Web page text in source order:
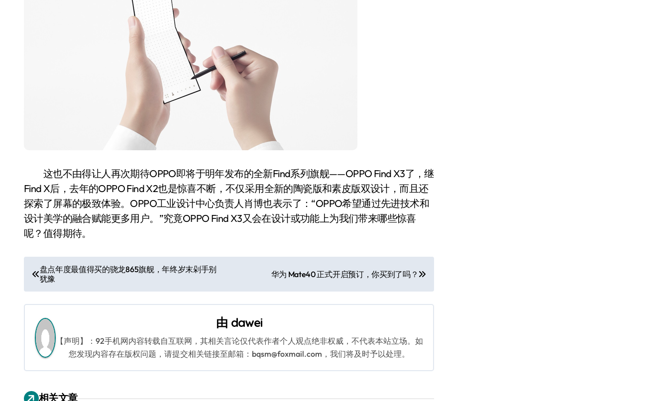
这也不由得让人再次期待OPPO即将于明年发布的全新Find系列旗舰——OPPO Find X3了，继
Find X后，去年的OPPO Find X2也是惊喜不断，不仅采用全新的陶瓷版和素皮版双设计，而且还
探索了屏幕的极致体验。OPPO工业设计中心负责人肖博也表示了：“OPPO希望通过先进技术和
设计美学的融合赋能更多用户。”究竟OPPO Find X3又会在设计或功能上为我们带来哪些惊喜
呢？值得期待。
文
章
导
航
盘点年度最值得买的骁龙865旗舰，年终岁末剁手别
犹豫
华为 Mate40 正式开启预订，你买到了吗？
由 dawei
【声明】：92手机网内容转载自互联网，其相关言论仅代表作者个人观点绝非权威，不代表本站立场。如
您发现内容存在版权问题，请提交相关链接至邮箱：bqsm@foxmail.com，我们将及时予以处理。
相关文章